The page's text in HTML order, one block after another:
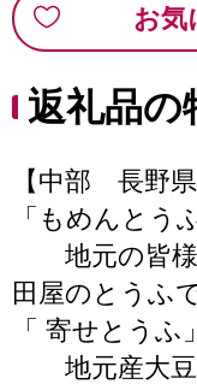
お気
返礼品の
【中部 長野
「もめんとう
地元の皆様
田屋のとうふ
「 寄せとうふ」
地元産大豆